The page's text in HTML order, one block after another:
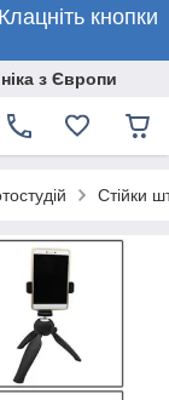
кнопки
з Європи
Стійки